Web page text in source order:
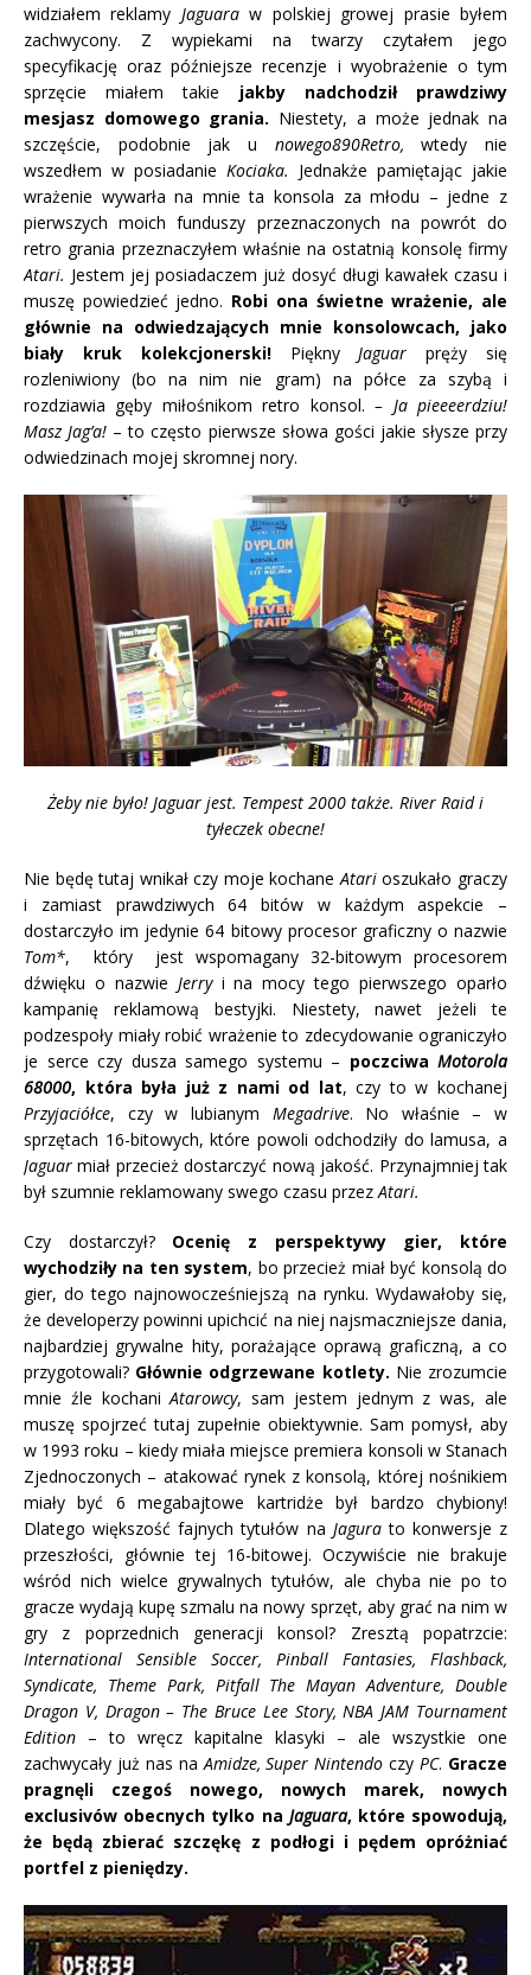
widziałem reklamy Jaguaraw polskiej growej prasie byłem
zachwycony. Z wypiekami na twarzy czytałem jego
specyfikację oraz późniejsze recenzje i wyobrażenie o tym
sprzęcie miałem takie jakby nadchodził prawdziwy
mesjasz domowego grania. Niestety, a może jednak na
szczęście, podobnie jak u nowego890Retro, wtedy nie
wszedłem w posiadanie Kociaka. Jednakże pamiętając jakie
wrażenie wywarła na mnie ta konsola za młodu – jedne z
pierwszych moich funduszy przeznaczonych na powrót do
retro grania przeznaczyłem właśnie na ostatnią konsolę firmy
Atari. Jestem jej posiadaczem już dosyć długi kawałek czasu i
muszę powiedzieć jedno. Robi ona świetne wrażenie, ale
głównie na odwiedzających mnie konsolowcach, jako
biały kruk kolekcjonerski!PięknyJaguar pręży się
rozleniwiony (bo na nim nie gram) na półce za szybą i
rozdziawia gęby miłośnikom retro konsol.– Ja pieeeerdziu!
Masz Jag’a! – to często pierwsze słowa gości jakie słysze przy
odwiedzinach mojej skromnej nory.
Żeby nie było! Jaguar jest. Tempest 2000 także. River Raid i
tyłeczek obecne!
Nie będę tutaj wnikał czy moje kochaneAtarioszukało graczy
i zamiast prawdziwych 64 bitów w każdym aspekcie –
dostarczyło im jedynie 64 bitowy procesor graficzny o nazwie
Tom*, który jest wspomagany 32-bitowym procesorem
dźwięku o nazwie Jerry i na mocy tego pierwszego oparło
kampanię reklamową bestyjki. Niestety, nawet jeżeli te
podzespoły miały robić wrażenie to zdecydowanie ograniczyło
je serce czy dusza samego systemu – poczciwa Motorola
68000, która była już z nami od lat, czy to w kochanej
Przyjaciółce, czy w lubianym Megadrive. No właśnie – w
sprzętach 16-bitowych, które powoli odchodziły do lamusa, a
Jaguar miał przecież dostarczyć nową jakość. Przynajmniej tak
był szumnie reklamowany swego czasu przezAtari.
Czy dostarczył? Ocenię z perspektywy gier, które
wychodziły na ten system, bo przecież miał być konsolą do
gier, do tego najnowocześniejszą na rynku. Wydawałoby się,
że developerzy powinni upichcić na niej najsmaczniejsze dania,
najbardziej grywalne hity, porażające oprawą graficzną, a co
przygotowali? Głównie odgrzewane kotlety. Nie zrozumcie
mnie źle kochaniAtarowcy, sam jestem jednym z was, ale
muszę spojrzeć tutaj zupełnie obiektywnie. Sam pomysł, aby
w 1993 roku – kiedy miała miejsce premiera konsoli w Stanach
Zjednoczonych – atakować rynek z konsolą, której nośnikiem
miały być 6 megabajtowe kartridże był bardzo chybiony!
Dlatego większość fajnych tytułów na Jagurato konwersje z
przeszłości, głównie tej 16-bitowej. Oczywiście nie brakuje
wśród nich wielce grywalnych tytułów, ale chyba nie po to
gracze wydają kupę szmalu na nowy sprzęt, aby grać na nim w
gry z poprzednich generacji konsol? Zresztą popatrzcie:
International Sensible Soccer, Pinball Fantasies, Flashback,
Syndicate, Theme Park, Pitfall The Mayan Adventure, Double
Dragon V, Dragon – The Bruce Lee Story, NBA JAM Tournament
Edition – to wręcz kapitalne klasyki – ale wszystkie one
zachwycały już nas naAmidze, Super Nintendo czyPC. Gracze
pragnęli czegoś nowego, nowych marek, nowych
exclusivów obecnych tylko na Jaguara, które spowodują,
że będą zbierać szczękę z podłogi i pędem opróżniać
portfel z pieniędzy.